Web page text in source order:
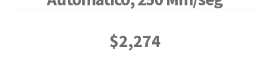
$2,274